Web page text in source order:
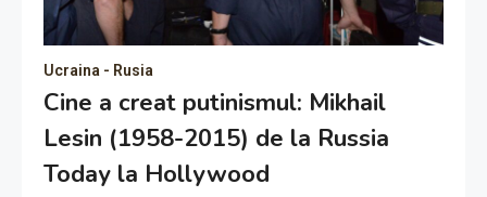
Ucraina - Rusia
Cine a creat putinismul: Mikhail
Lesin (1958-2015) de la Russia
Today la Hollywood